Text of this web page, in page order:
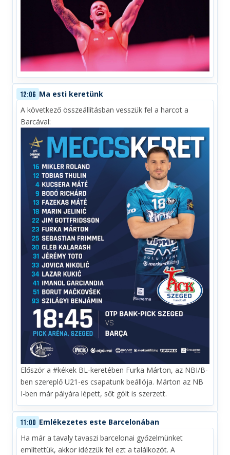
12:06 Ma esti keretünk
A következő összeállításban vesszük fel a harcot a
Barcával:
Először a #kékek BL-keretében Furka Márton, az NBI/B-
ben szereplő U21-es csapatunk beállója. Márton az NB
I-ben már pályára lépett, sőt gólt is szerzett.
11:00 Emlékezetes este Barcelonában
Ha már a tavaly tavaszi barcelonai győzelmünket
említettük, akkor idézzük fel ezt a találkozót. A